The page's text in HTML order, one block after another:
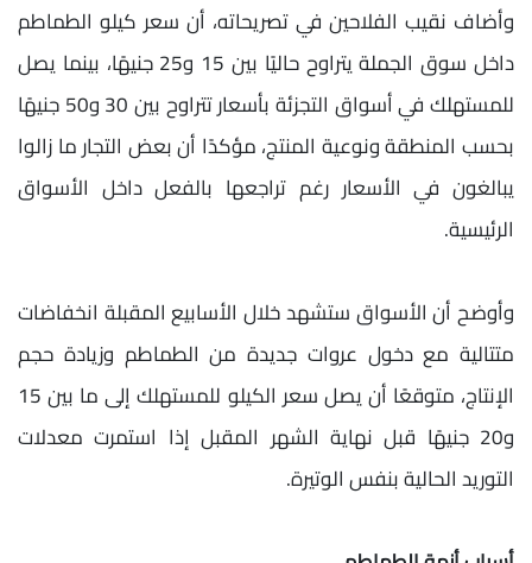
وأضاف نقيب الفلاحين في تصريحاته، أن سعر كيلو الطماطم
داخل سوق الجملة يتراوح حاليًا بين 15 و25 جنيهًا، بينما يصل
للمستهلك في أسواق التجزئة بأسعار تتراوح بين 30 و50 جنيهًا
بحسب المنطقة ونوعية المنتج، مؤكدًا أن بعض التجار ما زالوا
يبالغون في الأسعار رغم تراجعها بالفعل داخل الأسواق
الرئيسية.
وأوضح أن الأسواق ستشهد خلال الأسابيع المقبلة انخفاضات
متتالية مع دخول عروات جديدة من الطماطم وزيادة حجم
الإنتاج، متوقعًا أن يصل سعر الكيلو للمستهلك إلى ما بين 15
و20 جنيهًا قبل نهاية الشهر المقبل إذا استمرت معدلات
التوريد الحالية بنفس الوتيرة.